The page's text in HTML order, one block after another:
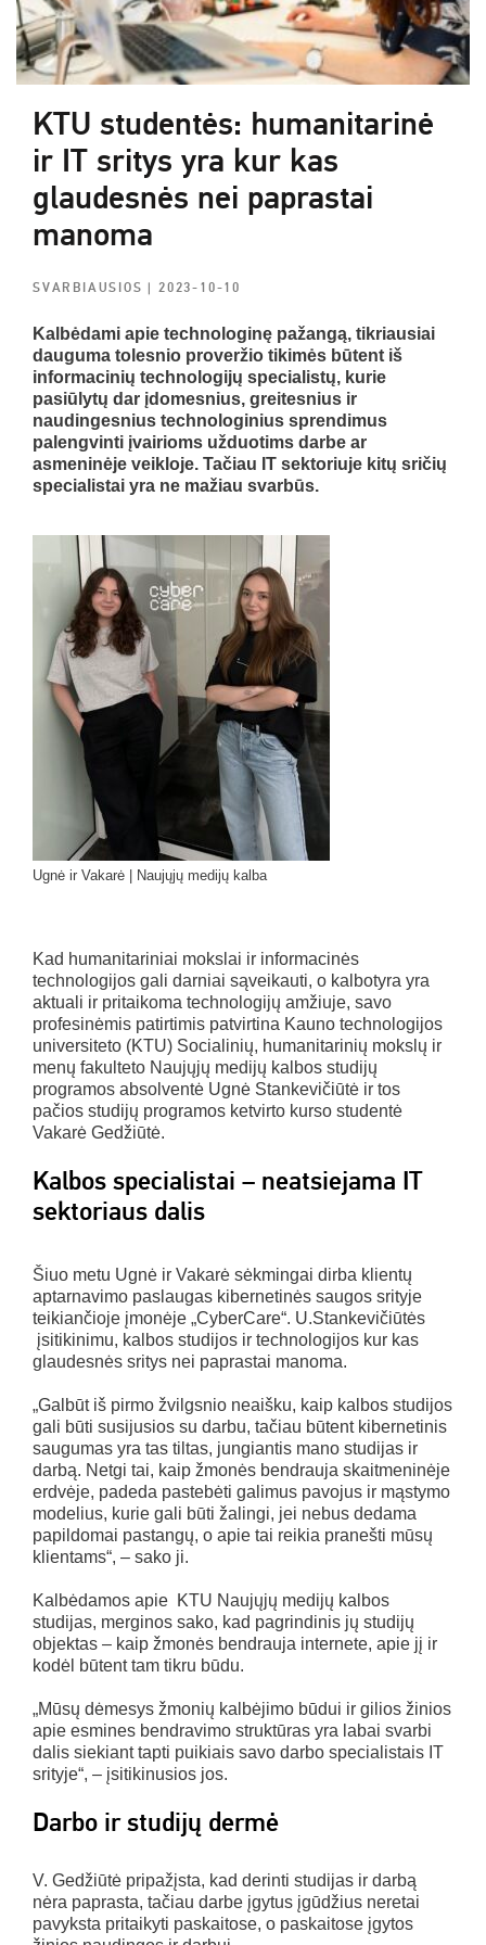
KTU studentės: humanitarinė
ir IT sritys yra kur kas
glaudesnės nei paprastai
manoma
SVARBIAUSIOS| 2023-10-10
Kalbėdami apie technologinę pažangą, tikriausiai
dauguma tolesnio proveržio tikimės būtent iš
informacinių technologijų specialistų, kurie
pasiūlytų dar įdomesnius, greitesnius ir
naudingesnius technologinius sprendimus
palengvinti įvairioms užduotims darbe ar
asmeninėje veikloje. Tačiau IT sektoriuje kitų sričių
specialistai yra ne mažiau svarbūs.
Ugnė ir Vakarė | Naujųjų medijų kalba
Kad humanitariniai mokslai ir informacinės
technologijos gali darniai sąveikauti, o kalbotyra yra
aktuali ir pritaikoma technologijų amžiuje, savo
profesinėmis patirtimis patvirtina Kauno technologijos
universiteto (KTU) Socialinių, humanitarinių mokslų ir
menų fakulteto Naujųjų medijų kalbos studijų
programos absolventė Ugnė Stankevičiūtė ir tos
pačios studijų programos ketvirto kurso studentė
Vakarė Gedžiūtė.
Kalbos specialistai – neatsiejama IT
sektoriaus dalis
Šiuo metu Ugnė ir Vakarė sėkmingai dirba klientų
aptarnavimo paslaugas kibernetinės saugos srityje
teikiančioje įmonėje „CyberCare“. U.Stankevičiūtės
įsitikinimu, kalbos studijos ir technologijos kur kas
glaudesnės sritys nei paprastai manoma.
„Galbūt iš pirmo žvilgsnio neaišku, kaip kalbos studijos
gali būti susijusios su darbu, tačiau būtent kibernetinis
saugumas yra tas tiltas, jungiantis mano studijas ir
darbą. Netgi tai, kaip žmonės bendrauja skaitmeninėje
erdvėje, padeda pastebėti galimus pavojus ir mąstymo
modelius, kurie gali būti žalingi, jei nebus dedama
papildomai pastangų, o apie tai reikia pranešti mūsų
klientams“, – sako ji.
Kalbėdamos apie KTU Naujųjų medijų kalbos
studijas, merginos sako, kad pagrindinis jų studijų
objektas – kaip žmonės bendrauja internete, apie jį ir
kodėl būtent tam tikru būdu.
„Mūsų dėmesys žmonių kalbėjimo būdui ir gilios žinios
apie esmines bendravimo struktūras yra labai svarbi
dalis siekiant tapti puikiais savo darbo specialistais IT
srityje“, – įsitikinusios jos.
Darbo ir studijų dermė
V. Gedžiūtė pripažįsta, kad derinti studijas ir darbą
nėra paprasta, tačiau darbe įgytus įgūdžius neretai
pavyksta pritaikyti paskaitose, o paskaitose įgytos